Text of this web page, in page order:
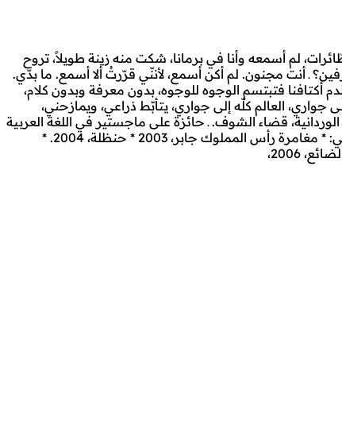
لم أسمعه وأنا في برمانا، شكت منه زينة طويلاً، تروح
ـ أنت مجنون. لم أكن أسمع، لأننّي قرّرتُ ألا أسمع. ما بدّي.
أكتافنا فتبتسم الوجوه للوجوه، بدون معرفة وبدون كلام،
العالم كلّه إلى جواري، يتأبّط ذراعي، ويمازحني،
قضاء الشوف. ـ حائزة على ماجستير في اللغة العربية
وآدابها من الجامعة اللبنانية، الفرع الاول ـ بيروت. ـ أستاذة مادة الأدب لصفوف المرحلة الثانوية. ـ أخْرَجت ثلاث مسرحيات للمسرح المدرسي: * مغامرة رأس المملوك جابر، 2003 * حنظلة، 2004. *